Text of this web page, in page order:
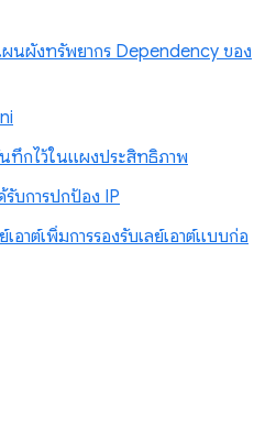
นผังทรัพยากร Dependency ของ
ทึกไว้ในแผงประสิทธิภาพ
รับการปกป้อง IP
อาต์เพิ่มการรองรับเลย์เอาต์แบบก่อ